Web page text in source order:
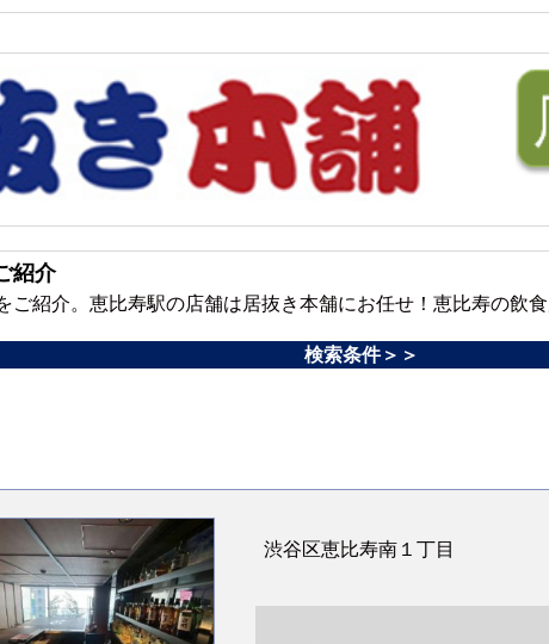
紹介
ご紹介。恵比寿駅の店舗は居抜き本舗にお任せ！恵比寿の飲
検索条件＞＞
渋谷区恵比寿南１丁目